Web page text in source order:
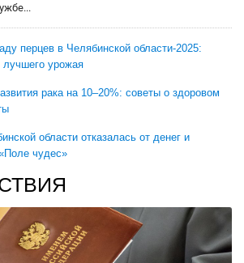
перцев в Челябинской области-2025:
урожая
рака на 10–20%: советы о здоровом
области отказалась от денег и
чудес»